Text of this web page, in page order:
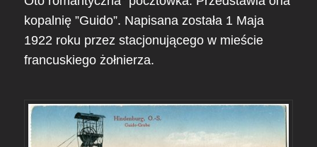
kopalnię ”Guido”. Napisana została 1 Maja
1922 roku przez stacjonującego w mieście
francuskiego żołnierza.